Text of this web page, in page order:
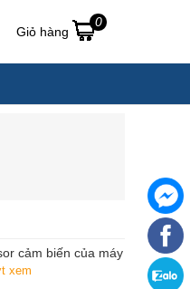
Giỏ hàng
0
cảm biến của máy
xem